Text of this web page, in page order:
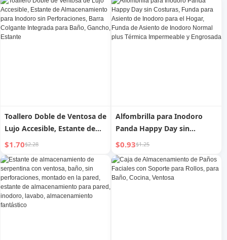
Escobilla para Inodoro,
Cepillo para Lavabo con
Cerdas
Toallero Doble de Ventosa de
Lujo Accesible, Estante de
Almacenamiento para
Inodoro sin Perforaciones,
Barra Colgante Integrada
para Baño, Gancho, Estante
$1.70$2.28
Alfombrilla para Inodoro
Panda Happy Day sin
Costuras, Funda para
Asiento de Inodoro para el
Hogar, Funda de Asiento de
Inodoro Normal plus
$0.93$1.25